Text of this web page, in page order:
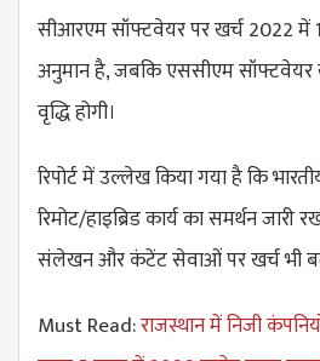
सीआरएम सॉफ्टवेयर पर खर्च 2022 में
अनुमान है, जबकि एससीएम सॉफ्टवेयर
वृद्धि होगी।
रिपोर्ट में उल्लेख किया गया है कि
रिमोट/हाइब्रिड कार्य का समर्थन
संलेखन और कंटेंट सेवाओं पर खर्च भी
Must Read:राजस्थान में निजी